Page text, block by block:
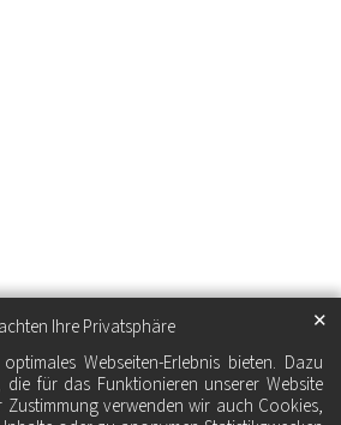
Ihre Privatsphäre
Webseiten-Erlebnis bieten. Dazu
für das Funktionieren unserer Website
verwenden wir auch Cookies,
✕